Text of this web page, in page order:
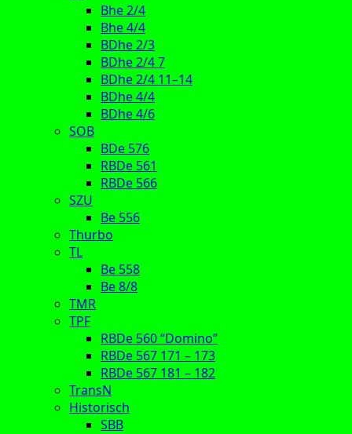
Bhe 2/4
Bhe 4/4
BDhe 2/3
BDhe 2/4 7
BDhe 2/4 11–14
BDhe 4/4
BDhe 4/6
SOB
BDe 576
RBDe 561
RBDe 566
SZU
Be 556
Thurbo
TL
Be 558
Be 8/8
TMR
TPF
RBDe 560 “Domino”
RBDe 567 171 – 173
RBDe 567 181 – 182
TransN
Historisch
SBB